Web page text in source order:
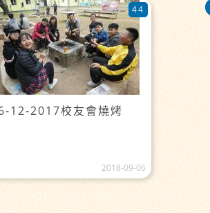
12-2017校友會燒烤
44
2018-09-06